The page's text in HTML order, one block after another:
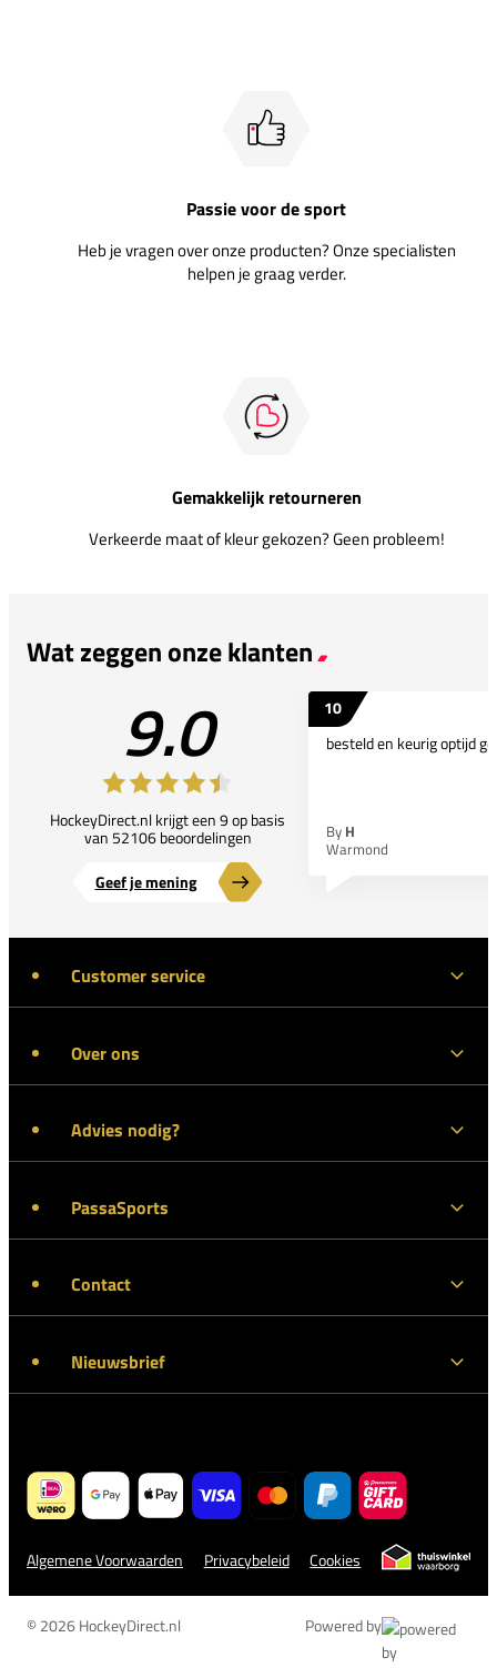
Passie voor de sport
Heb je vragen over onze producten? Onze specialisten
helpen je graag verder.
Gemakkelijk retourneren
Verkeerde maat of kleur gekozen? Geen probleem!
Wat zeggen onze klanten
9.0
HockeyDirect.nl krijgt een 9 op basis
van 52106 beoordelingen
Geef je mening
10
besteld en keurig optijd
By H
Warmond
Customer service
Over ons
Advies nodig?
PassaSports
Contact
Nieuwsbrief
Algemene Voorwaarden Privacybeleid Cookies
© 2026 HockeyDirect.nl Powered by